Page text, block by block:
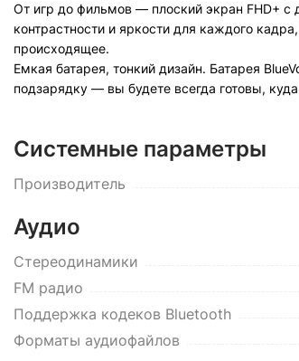
От игр до фильмов — плоский экран FHD+ с
контрастности и яркости для каждого
происходящее.
Емкая батарея, тонкий дизайн. Батарея
подзарядку — вы будете всегда готовы,
Системные параметры
Производитель
Аудио
Стереодинамики
FM радио
Поддержка кодеков Bluetooth
Форматы аудиофайлов